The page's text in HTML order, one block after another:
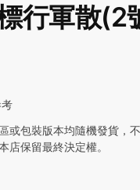
行軍散(2
或包裝版本均隨機發貨，
店保留最終決定權。